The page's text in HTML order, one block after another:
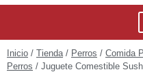
Inicio / Tienda/ Perros / Comida
Perros / Juguete Comestible